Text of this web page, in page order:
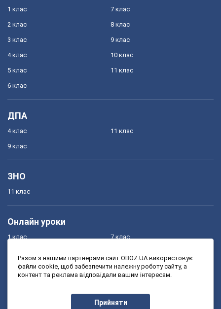
1 клас
2 клас
3 клас
4 клас
5 клас
6 клас
7 клас
8 клас
9 клас
10 клас
11 клас
ДПА
4 клас
9 клас
11 клас
ЗНО
11 клас
Онлайн уроки
1 клас
3 клас
7 клас
9 клас
Разом з нашими партнерами сайт OBOZ.UA використовує
файли cookie, щоб забезпечити належну роботу сайту, а
контент та реклама відповідали вашим інтересам.
Прийняти